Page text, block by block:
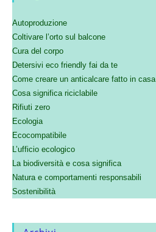
Autoproduzione
Coltivare l’orto sul balcone
Cura del corpo
Detersivi eco friendly fai da te
Come creare un anticalcare fatto in casa
Cosa significa riciclabile
Rifiuti zero
Ecologia
Ecocompatibile
L’ufficio ecologico
La biodiversità e cosa significa
Natura e comportamenti responsabili
Sostenibilità